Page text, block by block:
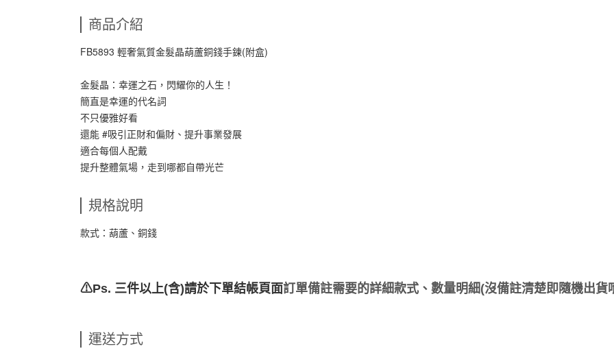
商品介紹
FB5893 輕奢氣質金髮晶葫蘆銅錢手鍊(附盒)
金髮晶：幸運之石，閃耀你的人生！
簡直是幸運的代名詞
不只優雅好看
還能 #吸引正財和偏財、提升事業發展
適合每個人配戴
提升整體氣場，走到哪都自帶光芒
規格說明
款式：葫蘆、銅錢
⚠Ps. 三件以上(含)請於下單結帳頁面訂單備註需要的詳細款式、數量明細(沒備註清楚即隨機出貨
運送方式